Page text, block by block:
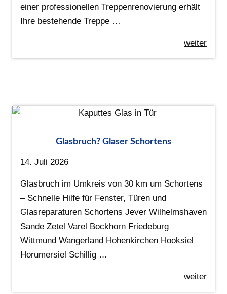
einer professionellen Treppenrenovierung erhält
Ihre bestehende Treppe …
weiter
Glasbruch? Glaser Schortens
14. Juli 2026
Glasbruch im Umkreis von 30 km um Schortens
– Schnelle Hilfe für Fenster, Türen und
Glasreparaturen Schortens Jever Wilhelmshaven
Sande Zetel Varel Bockhorn Friedeburg
Wittmund Wangerland Hohenkirchen Hooksiel
Horumersiel Schillig …
weiter